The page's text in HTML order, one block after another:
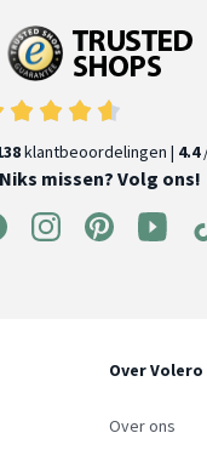
klantbeoordelingen | 4.4
Niks missen? Volg ons!
Over Volero
Over ons